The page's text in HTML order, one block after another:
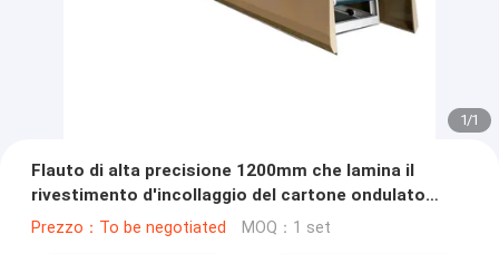
1/1
Flauto di alta precisione 1200mm che lamina il
rivestimento d'incollaggio del cartone ondulato
della macchina
Prezzo：To be negotiated MOQ：1 set